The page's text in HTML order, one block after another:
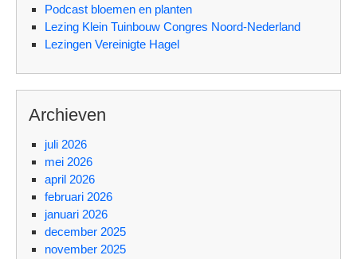
Podcast bloemen en planten
Lezing Klein Tuinbouw Congres Noord-Nederland
Lezingen Vereinigte Hagel
Archieven
juli 2026
mei 2026
april 2026
februari 2026
januari 2026
december 2025
november 2025